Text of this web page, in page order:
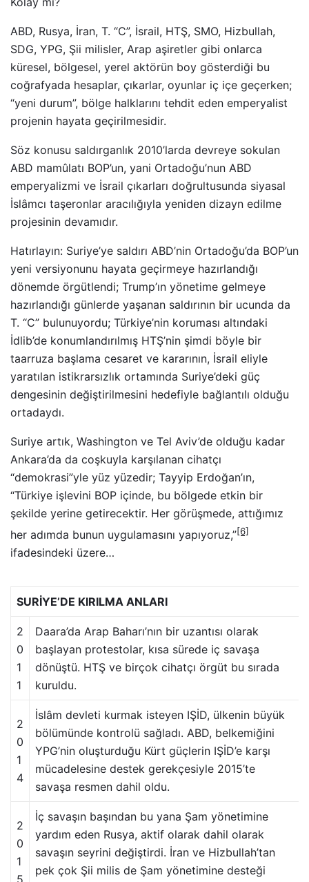
ABD, Rusya, İran, T. “C”, İsrail, HTŞ, SMO, Hizbullah,
SDG, YPG, Şii milisler, Arap aşiretler gibi onlarca
küresel, bölgesel, yerel aktörün boy gösterdiği bu
coğrafyada hesaplar, çıkarlar, oyunlar iç içe geçerken;
“yeni durum”, bölge halklarını tehdit eden emperyalist
projenin hayata geçirilmesidir.
Söz konusu saldırganlık 2010’larda devreye sokulan
ABD mamûlatı BOP’un, yani Ortadoğu’nun ABD
emperyalizmi ve İsrail çıkarları doğrultusunda siyasal
İslâmcı taşeronlar aracılığıyla yeniden dizayn edilme
projesinin devamıdır.
Hatırlayın: Suriye’ye saldırı ABD’nin Ortadoğu’da BOP’un
yeni versiyonunu hayata geçirmeye hazırlandığı
dönemde örgütlendi; Trump’ın yönetime gelmeye
hazırlandığı günlerde yaşanan saldırının bir ucunda da
T. “C” bulunuyordu; Türkiye’nin koruması altındaki
İdlib’de konumlandırılmış HTŞ’nin şimdi böyle bir
taarruza başlama cesaret ve kararının, İsrail eliyle
yaratılan istikrarsızlık ortamında Suriye’deki güç
dengesinin değiştirilmesini hedefiyle bağlantılı olduğu
ortadaydı.
Suriye artık, Washington ve Tel Aviv’de olduğu kadar
Ankara’da da coşkuyla karşılanan cihatçı
“demokrasi”yle yüz yüzedir; Tayyip Erdoğan’ın,
“Türkiye işlevini BOP içinde, bu bölgede etkin bir
şekilde yerine getirecektir. Her görüşmede, attığımız
her adımda bunun uygulamasını yapıyoruz,”[6]
ifadesindeki üzere…
SURİYE’DE KIRILMA ANLARI
2
0
1
1
Daara’da Arap Baharı’nın bir uzantısı olarak
başlayan protestolar, kısa sürede iç savaşa
dönüştü. HTŞ ve birçok cihatçı örgüt bu sırada
kuruldu.
2
0
1
4
İslâm devleti kurmak isteyen IŞİD, ülkenin büyük
bölümünde kontrolü sağladı. ABD, belkemiğini
YPG’nin oluşturduğu Kürt güçlerin IŞİD’e karşı
mücadelesine destek gerekçesiyle 2015’te
savaşa resmen dahil oldu.
2
0
1
5
İç savaşın başından bu yana Şam yönetimine
yardım eden Rusya, aktif olarak dahil olarak
savaşın seyrini değiştirdi. İran ve Hizbullah’tan
pek çok Şii milis de Şam yönetimine desteği